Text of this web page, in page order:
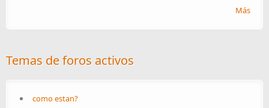
Más
Temas de foros activos
como estan?